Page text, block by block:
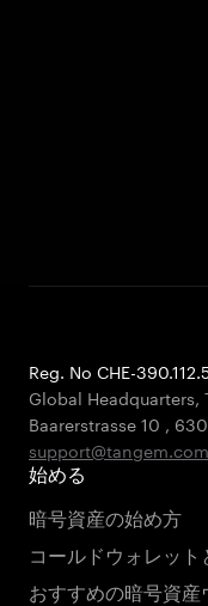
Reg. No CHE-
Global Headquarters,
Baarerstrasse 10 ,
support@tangem.com
始める
暗号資産の始め方
コールドウォレット
おすすめの暗号資産